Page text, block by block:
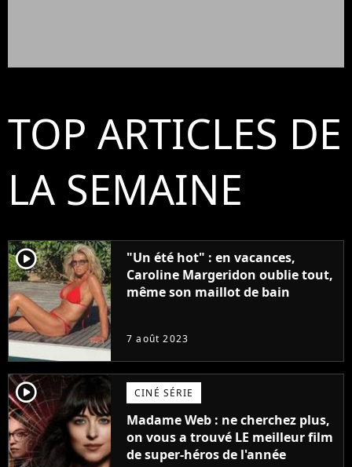
TOP ARTICLES DE
LA SEMAINE
player2
"Un été hot" : en vacances,
Caroline Margeridon oublie tout,
même son maillot de bain
7 août 2023
player2 CINÉ SÉRIE
Madame Web : ne cherchez plus,
on vous a trouvé LE meilleur film
de super-héros de l'année